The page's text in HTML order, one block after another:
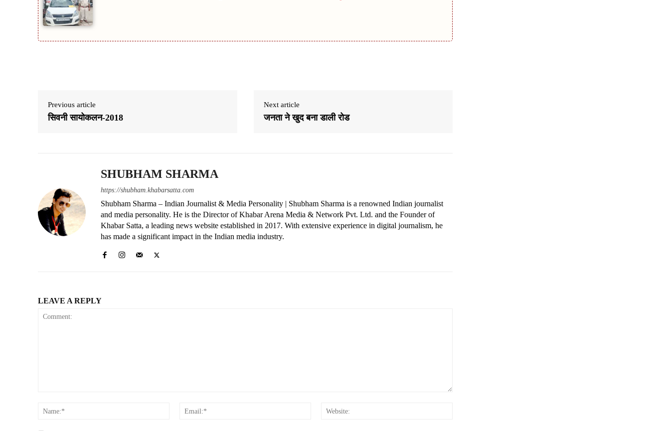
Previous article
सिवनी सायोकलन-2018
Next article
जनता ने खुद बना डाली रोड
SHUBHAM SHARMA
https://shubham.khabarsatta.com
Shubham Sharma – Indian Journalist & Media Personality | Shubham Sharma is a renowned Indian journalist
and media personality. He is the Director of Khabar Arena Media & Network Pvt. Ltd. and the Founder of
Khabar Satta, a leading news website established in 2017. With extensive experience in digital journalism, he
has made a significant impact in the Indian media industry.
LEAVE A REPLY
Name:*
Email:*